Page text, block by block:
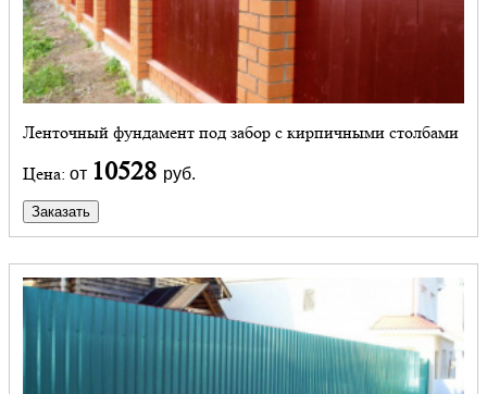
Ленточный фундамент под забор с кирпичными столбами
Цена: от 10528 руб.
Заказать